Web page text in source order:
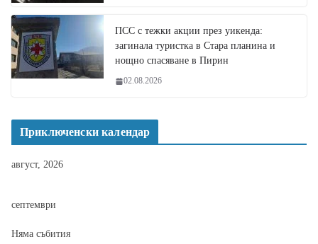
ПСС с тежки акции през уикенда:
загинала туристка в Стара планина и
нощно спасяване в Пирин
02.08.2026
Приключенски календар
август, 2026
септември
Няма събития